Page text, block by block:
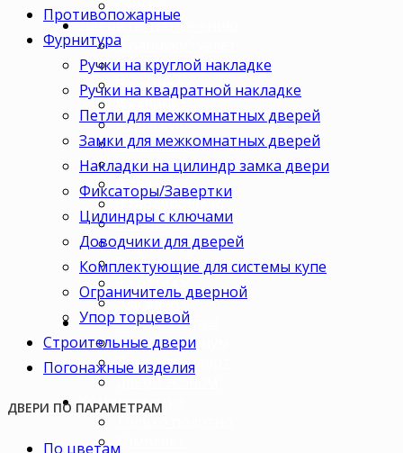
Двери по назначению
В ванную/туалет
Для кухни
В комнату
В кабинет
В детскую
В спальню
В гостиную
В зал
В гардеробную
В коридор
В кладовку
В офис
Для дачи
Ценовая категория
Двери премиум
Двери стандарт
Двери эконом
Комплектация
Комплект
Противопожарные
Фурнитура
Ручки на круглой накладке
Ручки на квадратной накладке
Петли для межкомнатных дверей
Замки для межкомнатных дверей
Накладки на цилиндр замка двери
Фиксаторы/Завертки
Цилиндры с ключами
Доводчики для дверей
Комплектующие для системы купе
Ограничитель дверной
Упор торцевой
Строительные двери
Погонажные изделия
ДВЕРИ ПО ПАРАМЕТРАМ
По цветам